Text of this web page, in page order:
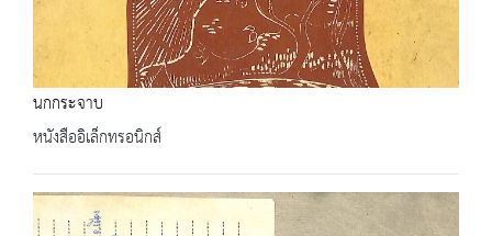
นกกระจาบ
หนังสืออิเล็กทรอนิกส์